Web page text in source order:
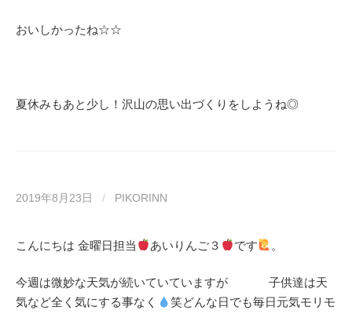
おいしかったね☆☆
夏休みもあと少し！沢山の思い出づくりをしようね◎
2019年8月23日 / PIKORINN
こんにちは 金曜日担当 あいりんご３ です 。
今週は微妙な天気が続いていていますが 子供達は天
気など全く気にする事なく
笑どんな日でも毎日元気モリモ